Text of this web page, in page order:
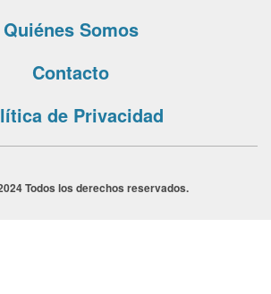
Quiénes Somos
Contacto
de Privacidad
Todos los derechos reservados.